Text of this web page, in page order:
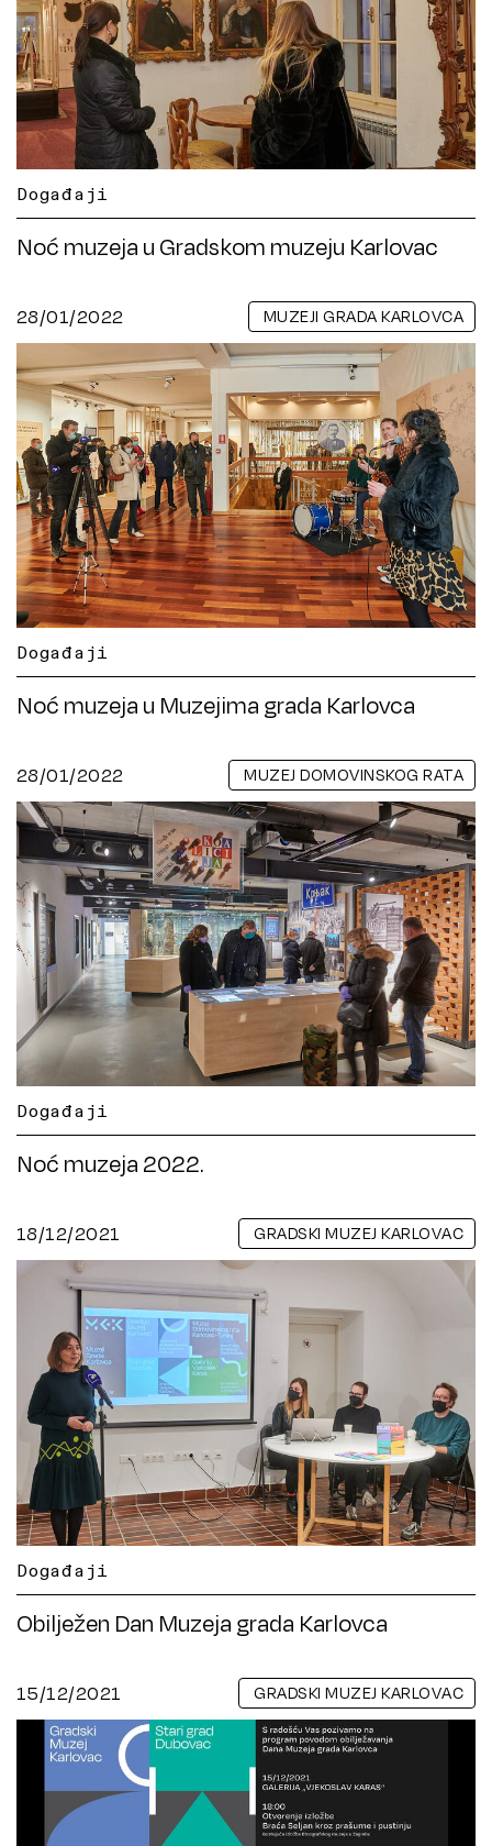
Događaji
Noć muzeja u Gradskom muzeju Karlovac
28/01/2022 MUZEJI GRADA KARLOVCA
Događaji
Noć muzeja u Muzejima grada Karlovca
28/01/2022 MUZEJ DOMOVINSKOG RATA
Događaji
Noć muzeja 2022.
18/12/2021 GRADSKI MUZEJ KARLOVAC
Događaji
Obilježen Dan Muzeja grada Karlovca
15/12/2021 GRADSKI MUZEJ KARLOVAC